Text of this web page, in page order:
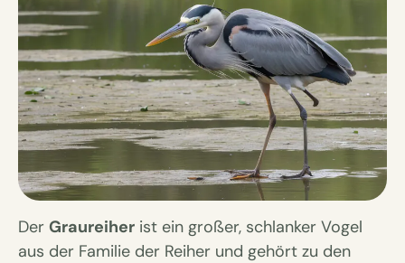
Der Graureiher ist ein großer, schlanker Vogel
aus der Familie der Reiher und gehört zu den